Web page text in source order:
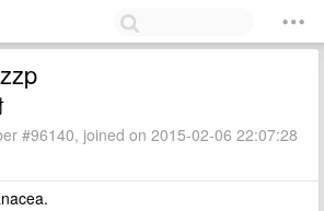
#96140, joined on 2015-02-06 22:07:28